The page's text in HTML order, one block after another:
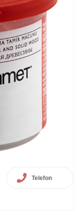
Telefon